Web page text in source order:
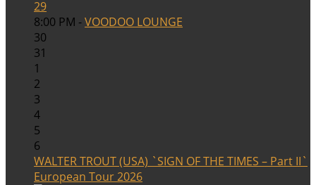
29
8:00 PM -VOODOO LOUNGE
30
31
1
2
3
4
5
6
WALTER TROUT (USA) `SIGN OF THE TIMES – Part II`
European Tour 2026